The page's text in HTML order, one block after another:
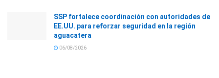
SSP fortalece coordinación con autoridades de
EE.UU. para reforzar seguridad en la región
aguacatera
06/08/2026